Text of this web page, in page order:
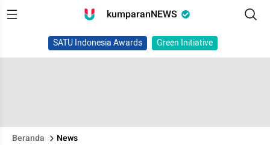
kumparanNEWS
SATU Indonesia Awards Green Initiative
Beranda News